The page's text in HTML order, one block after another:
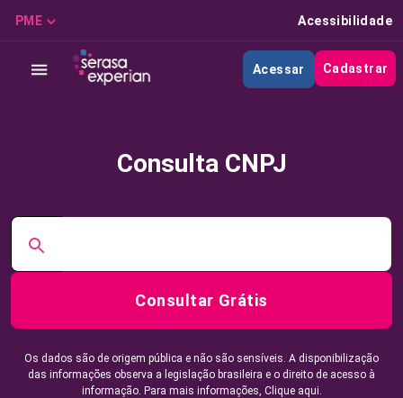
PME Acessibilidade
Acessar Cadastrar
Consulta CNPJ
Consultar Grátis
Os dados são de origem pública e não são sensíveis. A disponibilização
das informações observa a legislação brasileira e o direito de acesso à
informação. Para mais informações, Clique aqui.